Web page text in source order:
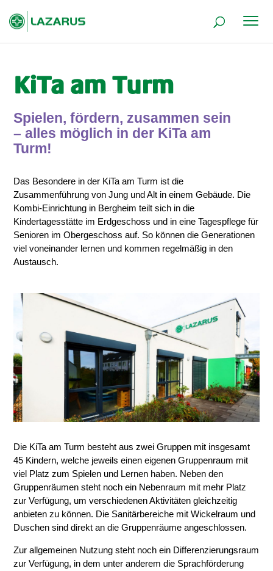
Sie sind hier: KiTa am Turm
KiTa am Turm
Spielen, fördern, zusammen sein
– alles möglich in der KiTa am
Turm!
Das Besondere in der KiTa am Turm ist die
Zusammenführung von Jung und Alt in einem Gebäude. Die
Kombi-Einrichtung in Bergheim teilt sich in die
Kindertagesstätte im Erdgeschoss und in eine Tagespflege für
Senioren im Obergeschoss auf. So können die Generationen
viel voneinander lernen und kommen regelmäßig in den
Austausch.
Die KiTa am Turm besteht aus zwei Gruppen mit insgesamt
45 Kindern, welche jeweils einen eigenen Gruppenraum mit
viel Platz zum Spielen und Lernen haben. Neben den
Gruppenräumen steht noch ein Nebenraum mit mehr Platz
zur Verfügung, um verschiedenen Aktivitäten gleichzeitig
anbieten zu können. Die Sanitärbereiche mit Wickelraum und
Duschen sind direkt an die Gruppenräume angeschlossen.
Zur allgemeinen Nutzung steht noch ein Differenzierungsraum
zur Verfügung, in dem unter anderem die Sprachförderung